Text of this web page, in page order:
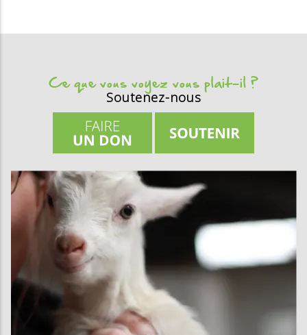
Ce que vous voyez vous plait-il ?
Soutenez-nous